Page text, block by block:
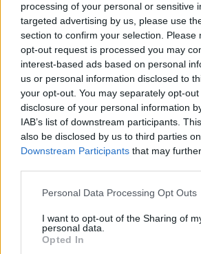
processing of your personal or sensitive
targeted advertising by us, please use
section to confirm your selection. Please
opt-out request is processed you may
interest-based ads based on personal
us or personal information disclosed to
your opt-out. You may separately opt-
disclosure of your personal information
IAB’s list of downstream participants.
also be disclosed by us to third parties
Downstream Participants that may
Please note that this website/app uses
not limited to your visit or usage
grant or deny consent to Google and its
use your data for below specified
Personal Data Processing Opt Outs
I want to opt-out of the Sharing of
personal data.
Opted In
Szolnok fürdőzés , , ,
, tisza
Tovább fürdőzhetünk, így segít
a Tiszaligeti Élményfürdő
2026.06.24. Fazekas Adrián